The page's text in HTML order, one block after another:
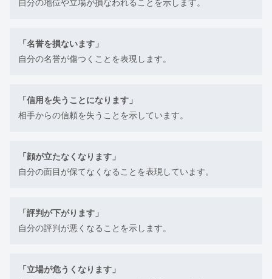
自分の地位や立場が損なわれることを示します。
「名誉を損ないます」
自分の名誉が傷つくことを表現します。
「信用を失うことになります」
相手からの信頼を失うことを示しています。
「顔が立たなくなります」
自分の面目が保てなくなることを表現しています。
「評判が下がります」
自分の評判が悪くなることを示します。
「立場が危うくなります」